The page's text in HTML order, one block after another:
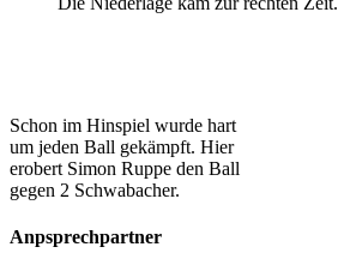
Schon im Hinspiel wurde hart
um jeden Ball gekämpft. Hier
erobert Simon Ruppe den Ball
gegen 2 Schwabacher.
Anpsprechpartner